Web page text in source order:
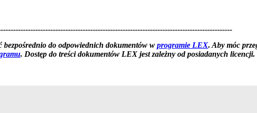
bezpośrednio do odpowiednich dokumentów w programie LEX. Aby móc
. Dostęp do treści dokumentów LEX jest zależny od posiadanych licencji.